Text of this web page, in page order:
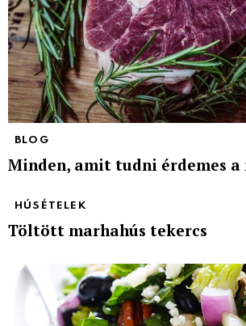
BLOG
Minden, amit tudni érdemes a
HÚSÉTELEK
Töltött marhahús tekercs